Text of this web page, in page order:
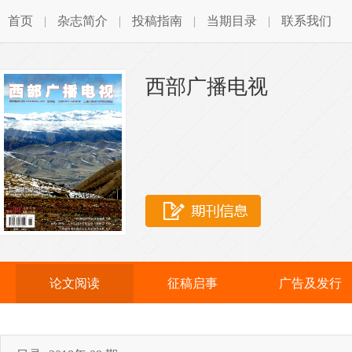
首页 | 杂志简介 | 投稿指南 | 当期目录 | 联系我们
西部广播电视
论文阅读 征稿启事 广告及发行